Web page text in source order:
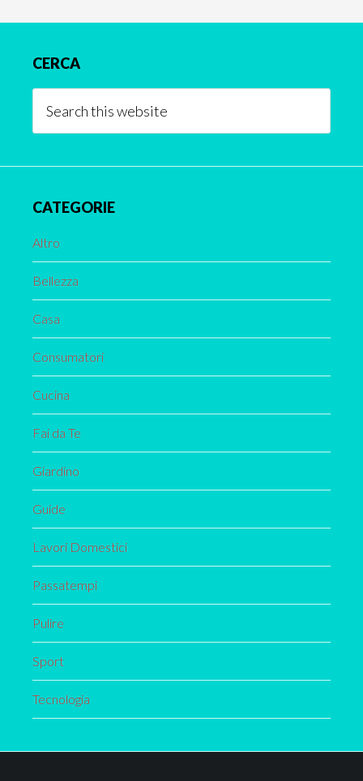
omitted
Sidebar
CERCA
this
CATEGORIE
Altro
Bellezza
Casa
Consumatori
Cucina
Fai da Te
Giardino
Guide
Lavori Domestici
Passatempi
Pulire
Sport
Tecnologia